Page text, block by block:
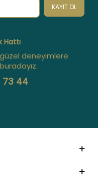
KAYIT OL
Hattı
güzel deneyimlere
73 44